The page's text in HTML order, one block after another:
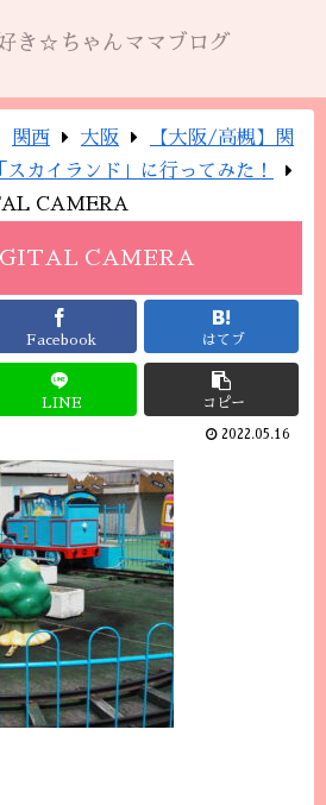
き☆ちゃんママブログ
関西 大阪
【大阪/高槻】関
カイランド」に行ってみた！
CAMERA
CAMERA
Facebook はてブ
LINE コピー
2022.05.16